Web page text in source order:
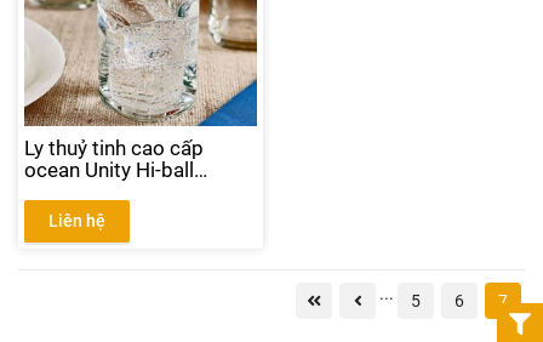
Ly thuỷ tinh cao cấp
ocean Unity Hi-ball
Liên hệ
... 5 6 7